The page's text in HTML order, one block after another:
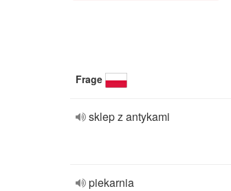
Frage
sklep z antykami
piekarnia